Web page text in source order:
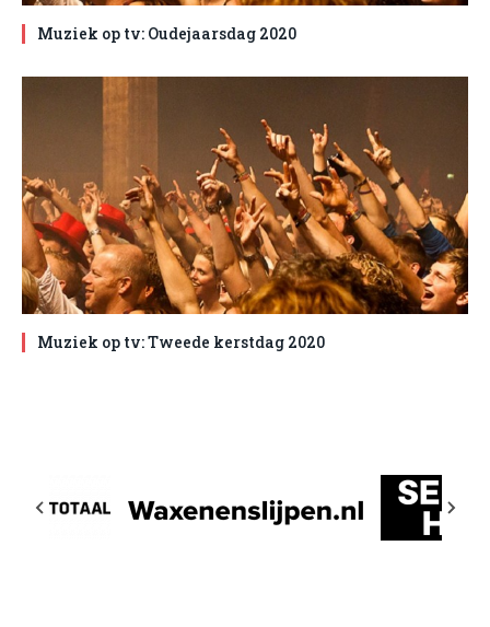
Muziek op tv: Oudejaarsdag 2020
Muziek op tv: Tweede kerstdag 2020